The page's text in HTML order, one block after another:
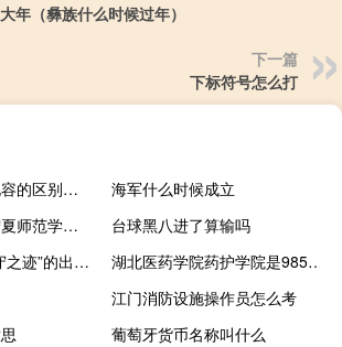
年（彝族什么时候过年）
下一篇
下标符号怎么打
启动电容和运行电容的区别字母
海军什么时候成立
北方民族大学和宁夏师范学院的专业对比
台球黑八进了算输吗
“英雄俊杰战攻驻守之迹”的出处是哪里
湖北医药学院药护学院是985大学吗
江门消防设施操作员怎么考
葡萄牙货币名称叫什么